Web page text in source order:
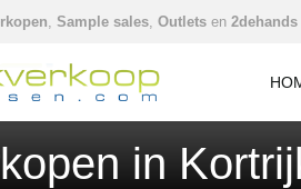
, Sample sales, Outlets en
in